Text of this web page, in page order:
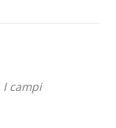
I campi